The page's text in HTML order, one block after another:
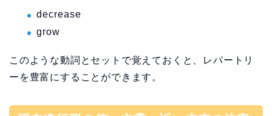
decrease
grow
このような動詞とセットで覚えておくと、レパートリ
ーを豊富にすることができます。